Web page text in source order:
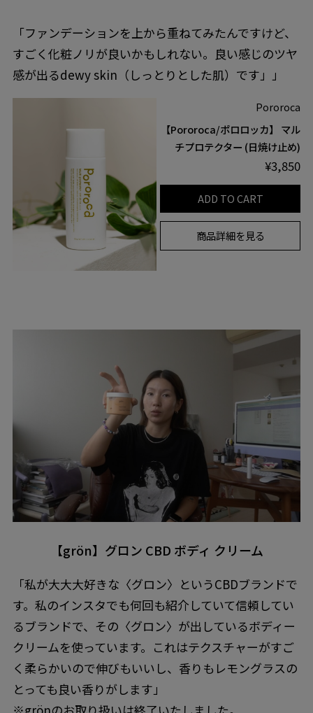
「ファンデーションを上から重ねてみたんですけど、
すごく化粧ノリが良いかもしれない。良い感じのツヤ
感が出るdewy skin（しっとりとした肌）です」」
Pororoca
【Pororoca/ポロロッカ】 マル
チプロテクター (日焼け止め)
¥3,850
ADD TO CART
商品詳細を見る
【grön】グロン CBD ボディ クリーム
「私が大大大好きな〈グロン〉というCBDブランドで
す。私のインスタでも何回も紹介していて信頼してい
るブランドで、その〈グロン〉が出しているボディー
クリームを使っています。これはテクスチャーがすご
く柔らかいので伸びもいいし、香りもレモングラスの
とっても良い香りがします」